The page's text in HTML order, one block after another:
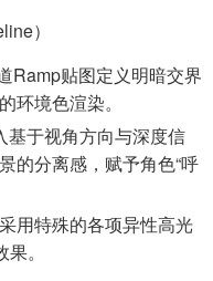
）
Ramp贴图定义明暗交界
环境色渲染。
基于视角方向与深度信
的分离感，赋予角色“呼
用特殊的各项异性高光
。